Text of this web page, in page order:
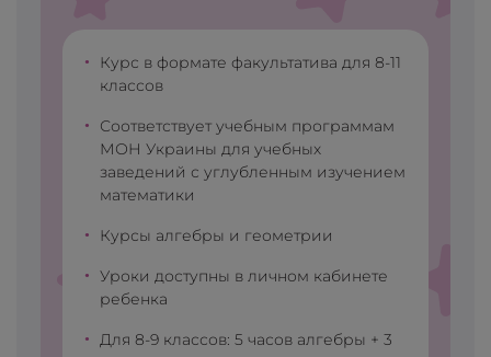
•
Курс в формате факультатива для 8-11
классов
•
Соответствует учебным программам
МОН Украины для учебных
заведений с углубленным изучением
математики
• Курсы алгебры и геометрии
• Уроки доступны в личном кабинете
ребенка
• Для 8-9 классов: 5 часов алгебры + 3